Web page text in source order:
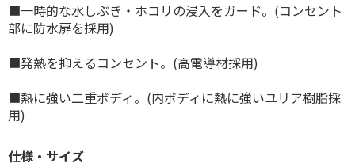
■一時的な水しぶき・ホコリの浸入をガード。(コンセント
部に防水扉を採用)
■発熱を抑えるコンセント。(高電導材採用)
■熱に強い二重ボディ。(内ボディに熱に強いユリア樹脂採
用)
仕様・サイズ